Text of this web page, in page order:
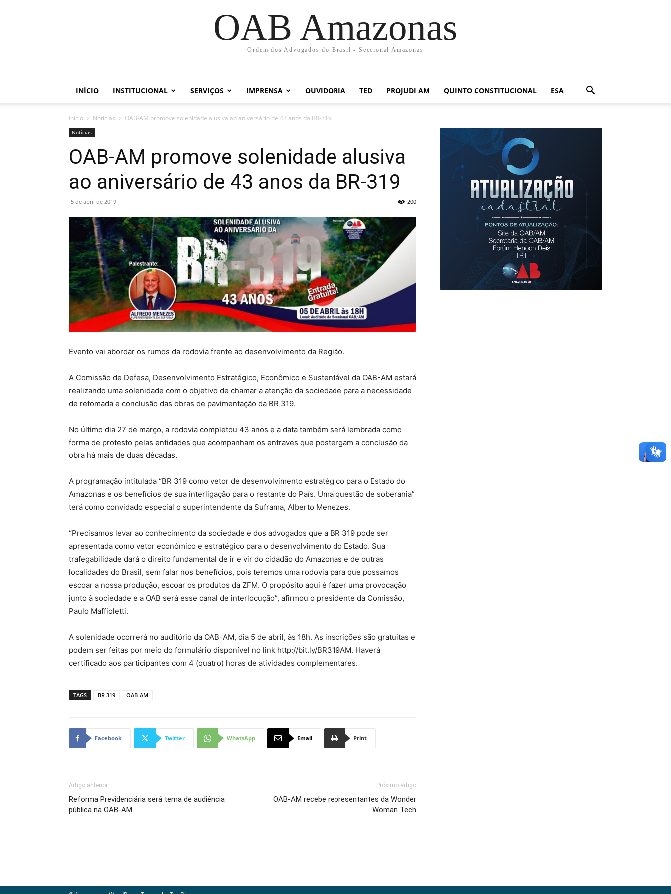
OAB Amazonas
Ordem dos Advogados do Brasil - Seccional Amazonas
INÍCIO INSTITUCIONAL SERVIÇOS IMPRENSA OUVIDORIA TED PROJUDI AM QUINTO CONSTITUCIONAL ESA
Início Notícias OAB-AM promove solenidade alusiva ao aniversário de 43 anos da BR-319
Notícias
OAB-AM promove solenidade alusiva
ao aniversário de 43 anos da BR-319
5 de abril de 2019 200
Evento vai abordar os rumos da rodovia frente ao desenvolvimento da Região.
A Comissão de Defesa, Desenvolvimento Estratégico, Econômico e Sustentável da OAB-AM estará
realizando uma solenidade com o objetivo de chamar a atenção da sociedade para a necessidade
de retomada e conclusão das obras de pavimentação da BR 319.
No último dia 27 de março, a rodovia completou 43 anos e a data também será lembrada como
forma de protesto pelas entidades que acompanham os entraves que postergam a conclusão da
obra há mais de duas décadas.
A programação intitulada “BR 319 como vetor de desenvolvimento estratégico para o Estado do
Amazonas e os benefícios de sua interligação para o restante do País. Uma questão de soberania”
terá como convidado especial o superintendente da Suframa, Alberto Menezes.
“Precisamos levar ao conhecimento da sociedade e dos advogados que a BR 319 pode ser
apresentada como vetor econômico e estratégico para o desenvolvimento do Estado. Sua
trafegabilidade dará o direito fundamental de ir e vir do cidadão do Amazonas e de outras
localidades do Brasil, sem falar nos benefícios, pois teremos uma rodovia para que possamos
escoar a nossa produção, escoar os produtos da ZFM. O propósito aqui é fazer uma provocação
junto à sociedade e a OAB será esse canal de interlocução”, afirmou o presidente da Comissão,
Paulo Maffioletti.
A solenidade ocorrerá no auditório da OAB-AM, dia 5 de abril, às 18h. As inscrições são gratuitas e
podem ser feitas por meio do formulário disponível no link http://bit.ly/BR319AM. Haverá
certificado aos participantes com 4 (quatro) horas de atividades complementares.
TAGS BR 319 OAB-AM
Facebook Twitter WhatsApp Email Print
Artigo anterior
Reforma Previdenciária será tema de audiência
pública na OAB-AM
Próximo artigo
OAB-AM recebe representantes da Wonder
Woman Tech